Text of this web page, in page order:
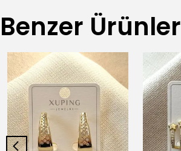
Benzer Ürünler